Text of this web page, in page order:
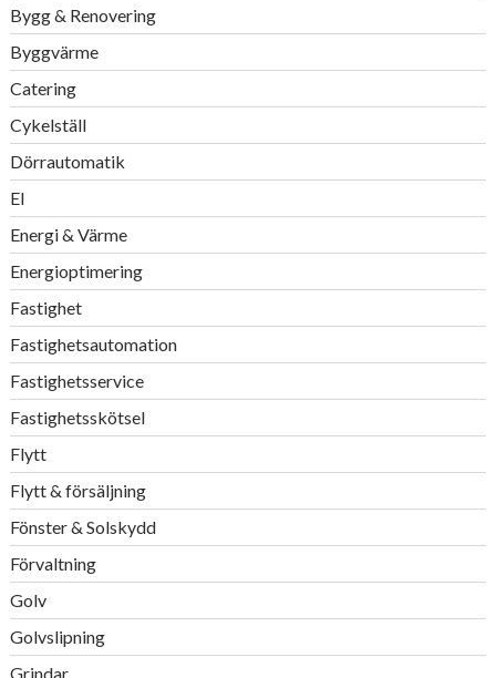
Bygg & Renovering
Byggvärme
Catering
Cykelställ
Dörrautomatik
El
Energi & Värme
Energioptimering
Fastighet
Fastighetsautomation
Fastighetsservice
Fastighetsskötsel
Flytt
Flytt & försäljning
Fönster & Solskydd
Förvaltning
Golv
Golvslipning
Grindar